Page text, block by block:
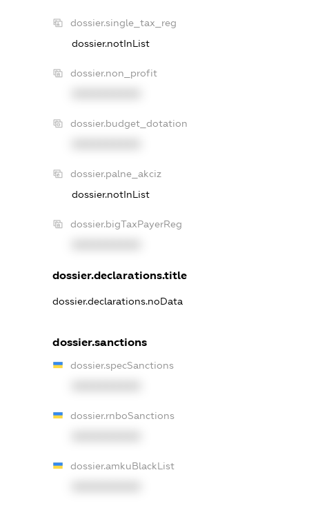
dossier.single_tax_reg
dossier.notInList
dossier.non_profit
dossier.budget_dotation
dossier.palne_akciz
dossier.notInList
dossier.bigTaxPayerReg
dossier.declarations.title
dossier.declarations.noData
dossier.sanctions
dossier.specSanctions
dossier.rnboSanctions
dossier.amkuBlackList